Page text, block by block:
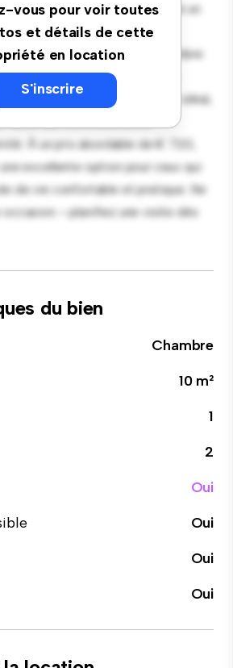
vous pour voir toutes
et détails de cette
en location
S'inscrire
chambre confortable offre un
et privé. Meublée avec les
pour votre confort, cette chambre
un espace de travail et des
Grâce à son emplacement idéal,
facile aux commodités et
À un prix abordable de € 720,
excellente option pour ceux qui
de vie confortable et pratique. Ne
– planifiez une visite dès
du bien
Chambre
10 m²
1
2
Oui
Oui
Oui
Oui